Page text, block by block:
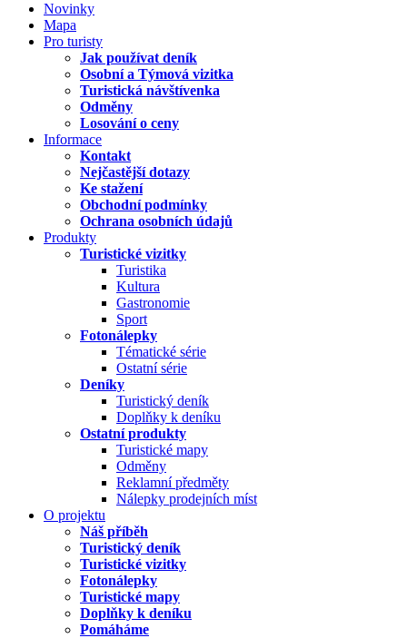
Novinky
Mapa
Pro turisty
Jak používat deník
Osobní a Týmová vizitka
Turistická návštívenka
Odměny
Losování o ceny
Informace
Kontakt
Nejčastější dotazy
Ke stažení
Obchodní podmínky
Ochrana osobních údajů
Produkty
Turistické vizitky
Turistika
Kultura
Gastronomie
Sport
Fotonálepky
Tématické série
Ostatní série
Deníky
Turistický deník
Doplňky k deníku
Ostatní produkty
Turistické mapy
Odměny
Reklamní předměty
Nálepky prodejních míst
O projektu
Náš příběh
Turistický deník
Turistické vizitky
Fotonálepky
Turistické mapy
Doplňky k deníku
Pomáháme